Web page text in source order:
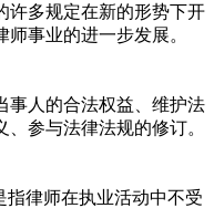
许多规定在新的形势下开
事业的进一步发展。
事人的合法权益、维护法
参与法律法规的修订。
指律师在执业活动中不受